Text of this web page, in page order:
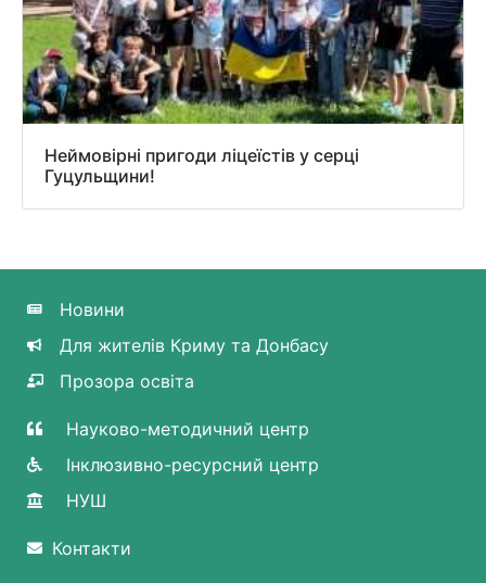
Неймовірні пригоди ліцеїстів у серці
Гуцульщини!
Новини
Для жителів Криму та Донбасу
Прозора освіта
Науково-методичний центр
Інклюзивно-ресурсний центр
НУШ
Контакти